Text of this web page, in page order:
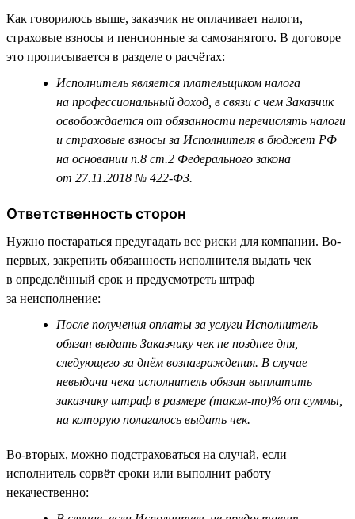
Как говорилось выше, заказчик не оплачивает налоги,
страховые взносы и пенсионные за самозанятого. В договоре
это прописывается в разделе о расчётах:
Исполнитель является плательщиком налога
на профессиональный доход, в связи с чем Заказчик
освобождается от обязанности перечислять налоги
и страховые взносы за Исполнителя в бюджет РФ
на основании п.8 ст.2 Федерального закона
от 27.11.2018 № 422-ФЗ.
Ответственность сторон
Нужно постараться предугадать все риски для компании. Во-
первых, закрепить обязанность исполнителя выдать чек
в определённый срок и предусмотреть штраф
за неисполнение:
После получения оплаты за услуги Исполнитель
обязан выдать Заказчику чек не позднее дня,
следующего за днём вознаграждения. В случае
невыдачи чека исполнитель обязан выплатить
заказчику штраф в размере (таком-то)% от суммы,
на которую полагалось выдать чек.
Во-вторых, можно подстраховаться на случай, если
исполнитель сорвёт сроки или выполнит работу
некачественно: